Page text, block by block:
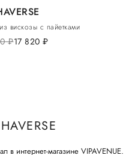
вискозы с пайетками
руб.17 820 руб.
интернет-магазине VIPAVENUE.